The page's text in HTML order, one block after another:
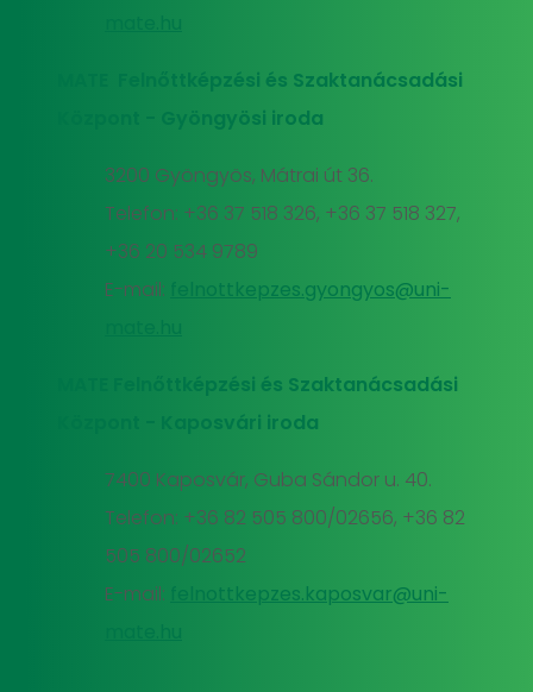
MATE Felnőttképzési és Szaktanácsadási
Központ - Gyöngyösi iroda
3200 Gyöngyös, Mátrai út 36.
Telefon: +36 37 518 326, +36 37 518 327,
+36 20 534 9789
E-mail:
felnottkepzes.gyongyos@uni-
MATE Felnőttképzési és Szaktanácsadási
Központ - Kaposvári iroda
7400 Kaposvár, Guba Sándor u. 40.
Telefon: +36 82 505 800/02656, +36 82
505 800/02652
E-mail:
felnottkepzes.kaposvar@uni-